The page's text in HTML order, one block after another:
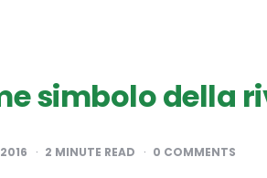
simbolo della
2 MINUTE READ 0 COMMENTS